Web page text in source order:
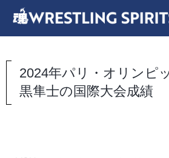
2024年パリ・オリンピ
黒隼士の国際大会成績